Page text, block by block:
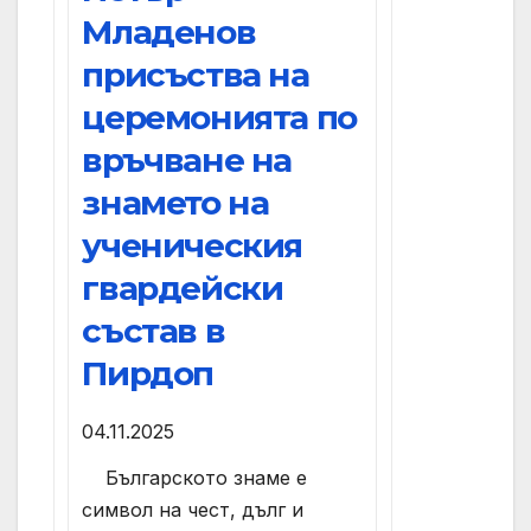
Младенов
присъства на
церемонията по
връчване на
знамето на
ученическия
гвардейски
състав в
Пирдоп
04.11.2025
Българското знаме е
символ на чест, дълг и